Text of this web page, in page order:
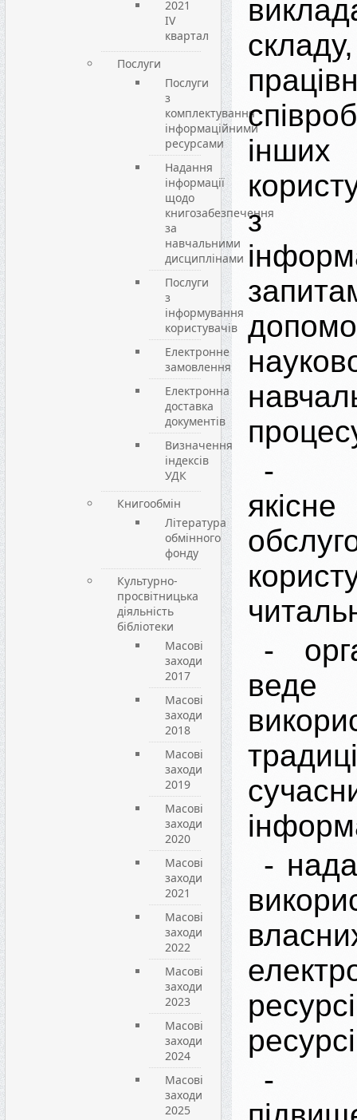
2021
IV
квартал
Послуги
Послуги
з
комплектування
інформаційними
ресурсами
Надання
інформації
щодо
книгозабезпечення
за
навчальними
дисциплінами
Послуги
з
інформування
користувачів
Електронне
замовлення
Електронна
доставка
документів
Визначення
індексів
УДК
Книгообмін
Література
обмінного
фонду
Культурно-
просвітницька
діяльність
бібліотеки
Масові
заходи
2017
Масові
заходи
2018
Масові
заходи
2019
Масові
заходи
2020
Масові
заходи
2021
Масові
заходи
2022
Масові
заходи
2023
Масові
заходи
2024
Масові
заходи
2025
інших
з
-
якісне
-
-
-